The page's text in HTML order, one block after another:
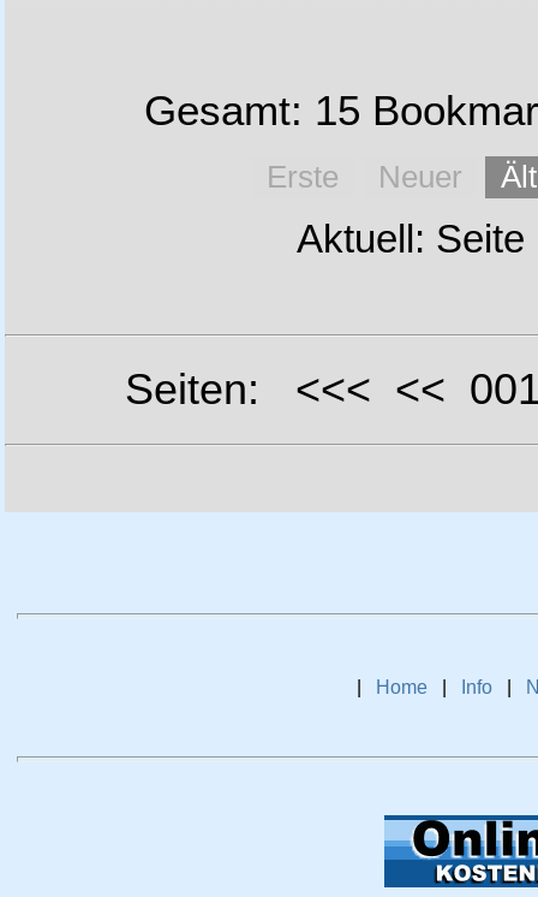
Gesamt: 15
Erste Neuer
Aktuell: Seite
Seiten: <<< <<
Home Info